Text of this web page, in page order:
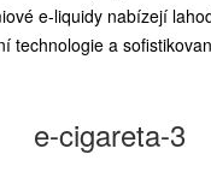
e-liquidy nabízejí
technologie a
e-cigareta-3